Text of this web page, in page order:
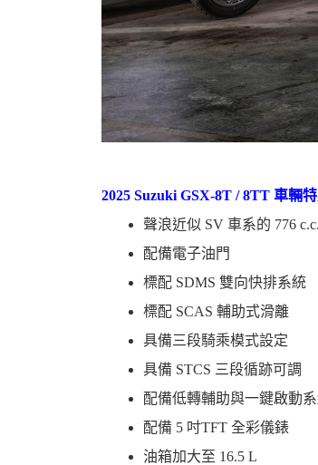
2025 Suzuki GSX-8T / 8TT 車輛特
聲浪近似 SV 車系的 776
配備電子油門
標配 SDMS 雙向快排系統
標配 SCAS 輔助式滑離
具備三段騎乘模式設定
具備 STCS 三段循跡可調
配備低轉輔助與一鍵啟動
配備 5 吋TFT 全彩儀錶
油箱加大至 16.5 L